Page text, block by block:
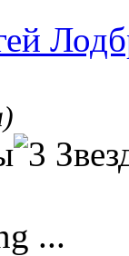
...